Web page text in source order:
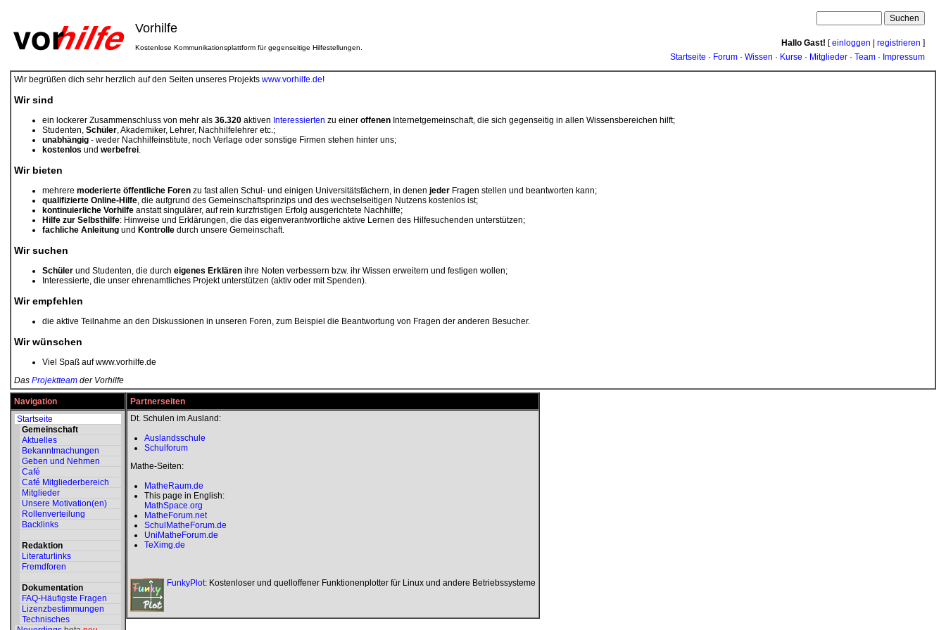
Vorhilfe
Kostenlose Kommunikationsplattform für gegenseitige Hilfestellungen. Hallo Gast! [einloggen registrieren ]
Startseite · Forum · Wissen · Kurse · Mitglieder · Team · Impressum
Wir begrüßen dich sehr herzlich auf den Seiten unseres Projekts www.vorhilfe.de!
Wir sind
ein lockerer Zusammenschluss von mehr als 36.320 aktiven Interessierten zu einer offenen Internetgemeinschaft, die sich gegenseitig in allen Wissensbereichen hilft;
Studenten, Schüler, Akademiker, Lehrer, Nachhilfelehrer etc.;
unabhängig - weder Nachhilfeinstitute, noch Verlage oder sonstige Firmen stehen hinter uns;
kostenlos und werbefrei.
Wir bieten
mehrere moderierte öffentliche Foren zu fast allen Schul- und einigen Universitätsfächern, in denen jeder Fragen stellen und beantworten kann;
qualifizierte Online-Hilfe, die aufgrund des Gemeinschaftsprinzips und des wechselseitigen Nutzens kostenlos ist;
kontinuierliche Vorhilfe anstatt singulärer, auf rein kurzfristigen Erfolg ausgerichtete Nachhilfe;
Hilfe zur Selbsthilfe: Hinweise und Erklärungen, die das eigenverantwortliche aktive Lernen des Hilfesuchenden unterstützen;
fachliche Anleitung und Kontrolle durch unsere Gemeinschaft.
Wir suchen
Schüler und Studenten, die durch eigenes Erklären ihre Noten verbessern bzw. ihr Wissen erweitern und festigen wollen;
Interessierte, die unser ehrenamtliches Projekt unterstützen (aktiv oder mit Spenden).
Wir empfehlen
die aktive Teilnahme an den Diskussionen in unseren Foren, zum Beispiel die Beantwortung von Fragen der anderen Besucher.
Wir wünschen
Viel Spaß auf www.vorhilfe.de
Das Projektteam der Vorhilfe
Navigation
Startseite
Gemeinschaft
Aktuelles
Bekanntmachungen
Geben und Nehmen
Café
Café Mitgliederbereich
Mitglieder
Unsere Motivation(en)
Rollenverteilung
Backlinks
Redaktion
Literaturlinks
Fremdforen
Dokumentation
FAQ-Häufigste Fragen
Lizenzbestimmungen
Technisches
Partnerseiten
Dt. Schulen im Ausland:
Auslandsschule
Schulforum
Mathe-Seiten:
MatheRaum.de
This page in English:
MathSpace.org
MatheForum.net
SchulMatheForum.de
UniMatheForum.de
TeXimg.de
FunkyPlot: Kostenloser und quelloffener Funktionenplotter für Linux und andere Betriebssysteme